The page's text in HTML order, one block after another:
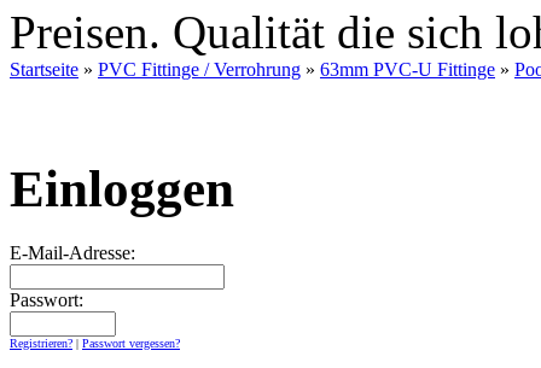
Preisen. Qualität die sich
Startseite » PVC Fittinge / Verrohrung » 63mm PVC-U Fittinge »
Einloggen
E-Mail-Adresse:
Passwort:
Registrieren? | Passwort vergessen?